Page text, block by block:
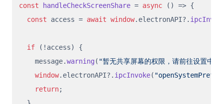
const handleCheckScreenShare = async ( ) => {
const access = await window. electronAPI?.
if (!access) {
    message.
warning ( "暂无共享屏幕的权限，请前往设置中
window. electronAPI?. ipcInvoke(
return;